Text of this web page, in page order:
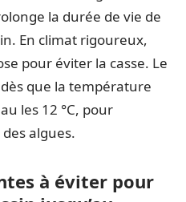
la durée de vie de
En climat rigoureux,
pour éviter la casse. Le
que la température
les 12 °C, pour
algues.
à éviter pour